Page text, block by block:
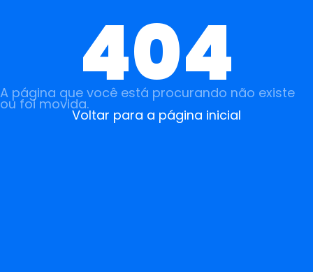
404
A página que você está procurando não existe
ou foi movida.
Voltar para a página inicial